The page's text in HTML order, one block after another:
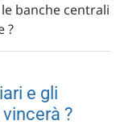
banche centrali
?
e gli
?